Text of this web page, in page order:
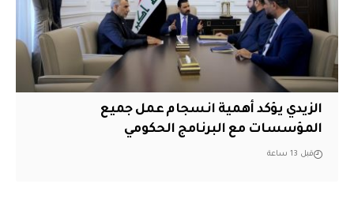
الزيدي يؤكد أهمية انسجام عمل جميع
المؤسسات مع البرنامج الحكومي
قبل 13 ساعة